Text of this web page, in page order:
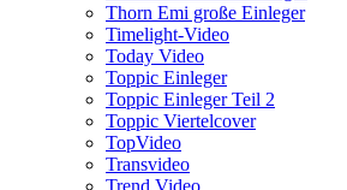
Thorn Emi große Einleger
Timelight-Video
Today Video
Toppic Einleger
Toppic Einleger Teil 2
Toppic Viertelcover
TopVideo
Transvideo
Trend Video